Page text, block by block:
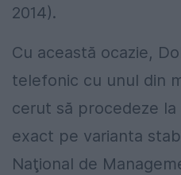
2014).
Cu această ocazie,
telefonic cu unul din
cerut să procedeze la
exact pe varianta
Naţional de